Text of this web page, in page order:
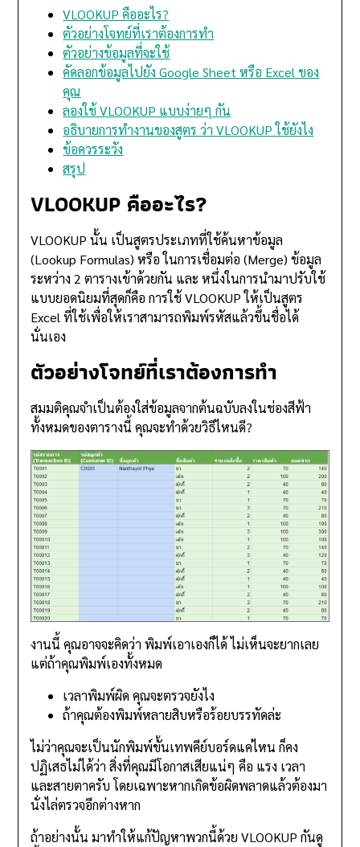
VLOOKUP คืออะไร?
ตัวอย่างโจทย์ที่เราต้องการทำ
ตัวอย่างข้อมูลที่จะใช้
คัดลอกข้อมูลไปยัง Google Sheet หรือ Excel ของ
คุณ
ลองใช้ VLOOKUP แบบง่ายๆ กัน
อธิบายการทำงานของสูตร ว่า VLOOKUP ใช้ยังไง
ข้อควรระวัง
สรุป
VLOOKUP คืออะไร?
VLOOKUP นั้น เป็นสูตรประเภทที่ใช้ค้นหาข้อมูล
(Lookup Formulas) หรือ ในการเชื่อมต่อ (Merge) ข้อมูล
ระหว่าง 2 ตารางเข้าด้วยกัน และ หนึ่งในการนำมาปรับใช้
แบบยอดนิยมที่สุดก็คือ การใช้ VLOOKUP ให้เป็นสูตร
Excel ที่ใช้เพื่อให้เราสามารถพิมพ์รหัสแล้วขึ้นชื่อได้
นั่นเอง
ตัวอย่างโจทย์ที่เราต้องการทำ
สมมติคุณจำเป็นต้องใส่ข้อมูลจากต้นฉบับลงในช่องสีฟ้า
ทั้งหมดของตารางนี้ คุณจะทำด้วยวิธีไหนดี?
งานนี้ คุณอาจจะคิดว่า พิมพ์เอาเองก็ได้ ไม่เห็นจะยากเลย
แต่ถ้าคุณพิมพ์เองทั้งหมด
เวลาพิมพ์ผิด คุณจะตรวจยังไง
ถ้าคุณต้องพิมพ์หลายสิบหรือร้อยบรรทัดล่ะ
ไม่ว่าคุณจะเป็นนักพิมพ์ขั้นเทพคีย์บอร์ดแค่ไหน ก็คง
ปฏิเสธไม่ได้ว่า สิ่งที่คุณมีโอกาสเสียแน่ๆ คือ แรง เวลา
และสายตาครับ โดยเฉพาะหากเกิดข้อผิดพลาดแล้วต้องมา
นั่งไล่ตรวจอีกต่างหาก
ถ้าอย่างนั้น มาทำให้แก้ปัญหาพวกนี้ด้วย VLOOKUP กันดู